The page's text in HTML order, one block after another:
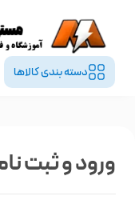
دسته بندی کالا‌ها
ورود و ثبت